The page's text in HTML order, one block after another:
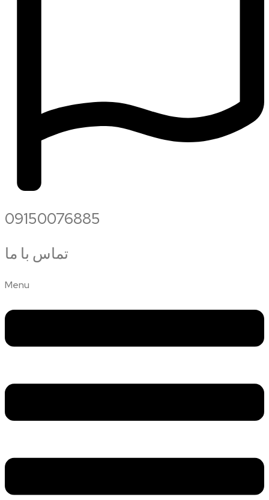
09150076885
تماس با ما
Menu